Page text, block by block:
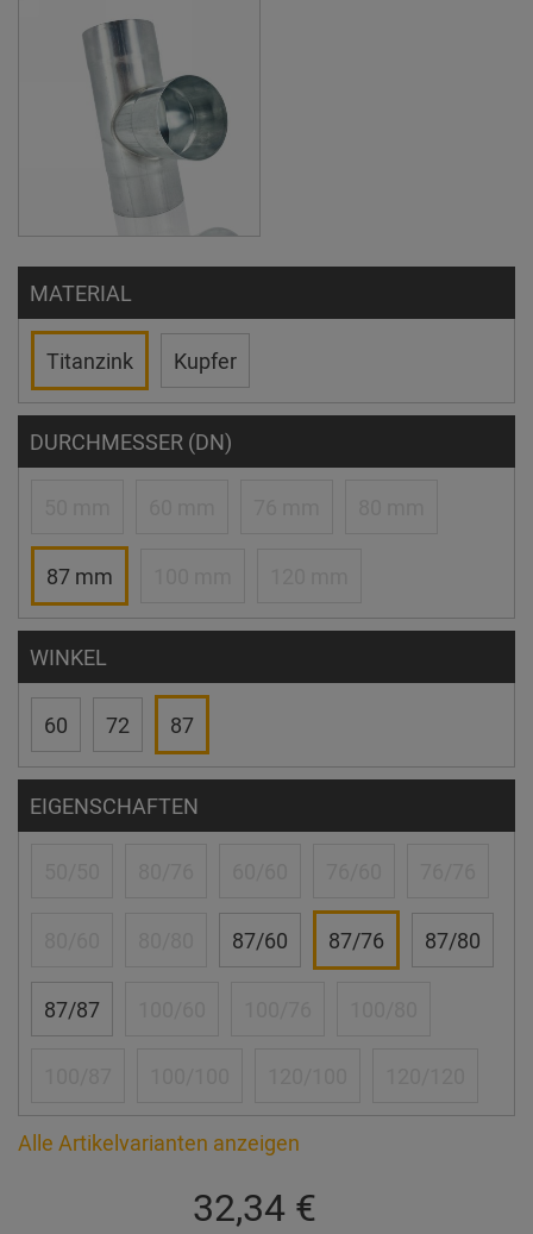
MATERIAL
Titanzink Kupfer
DURCHMESSER (DN)
87 mm
WINKEL
60 72 87
EIGENSCHAFTEN
87/60 87/76 87/80
87/87
Alle Artikelvarianten anzeigen
32,34 €